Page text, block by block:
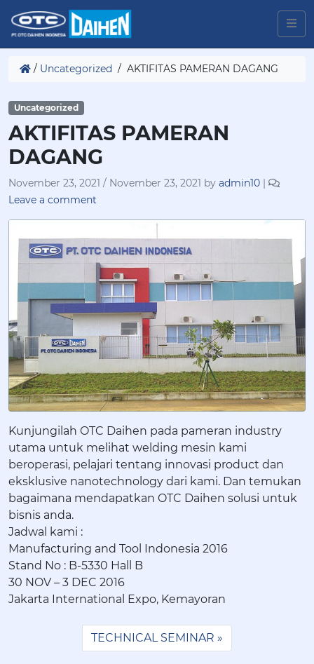
/ Uncategorized / AKTIFITAS PAMERAN DAGANG
Uncategorized
AKTIFITAS PAMERAN
DAGANG
November 23, 2021 / November 23, 2021 by admin10 |
Leave a comment
Kunjungilah OTC Daihen pada pameran industry
utama untuk melihat welding mesin kami
beroperasi, pelajari tentang innovasi product dan
eksklusive nanotechnology dari kami. Dan temukan
bagaimana mendapatkan OTC Daihen solusi untuk
bisnis anda.
Jadwal kami :
Manufacturing and Tool Indonesia 2016
Stand No : B-5330 Hall B
30 NOV – 3 DEC 2016
Jakarta International Expo, Kemayoran
TECHNICAL SEMINAR